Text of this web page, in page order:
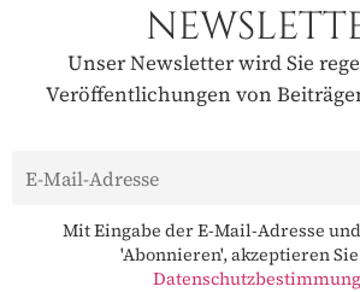
Unser Newsletter wird Sie
Veröffentlichungen von
Mit Eingabe der E-Mail-Adresse
'Abonnieren', akzeptieren